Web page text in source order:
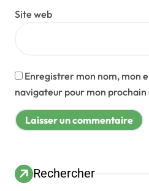
Site web
Enregistrer mon nom, mon
navigateur pour mon
Rechercher